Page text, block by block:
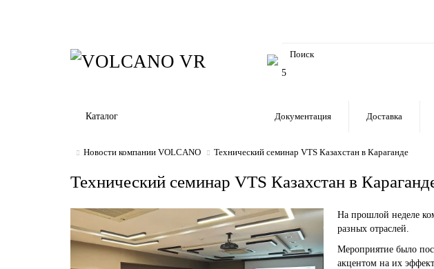
5
Каталог Документация Доставка
Новости компании VOLCANO Технический семинар VTS Казахстан в Караганде
Технический семинар VTS Казахстан в
На прошлой неделе
разных отраслей.
Мероприятие было
акцентом на их